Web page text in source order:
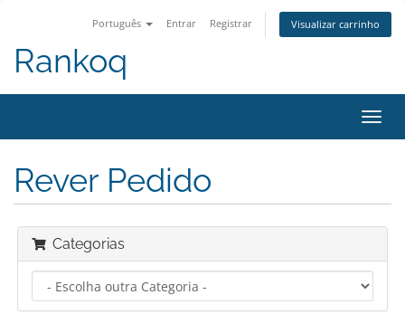
Português Entrar Registrar Visualizar carrinho
Rankoq
Rever Pedido
Categorias